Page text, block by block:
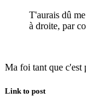
T'aurais dû
à droite, par
Ma foi tant que c'est
Link to post